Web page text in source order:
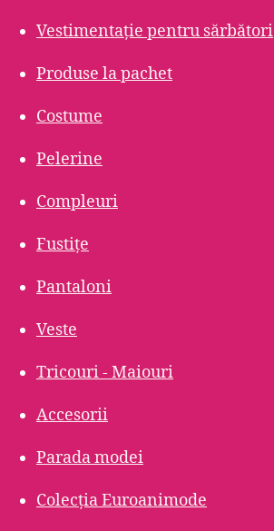
Vestimentație pentru sărbători
Produse la pachet
Costume
Pelerine
Compleuri
Fustițe
Pantaloni
Veste
Tricouri - Maiouri
Accesorii
Parada modei
Colecția Euroanimode